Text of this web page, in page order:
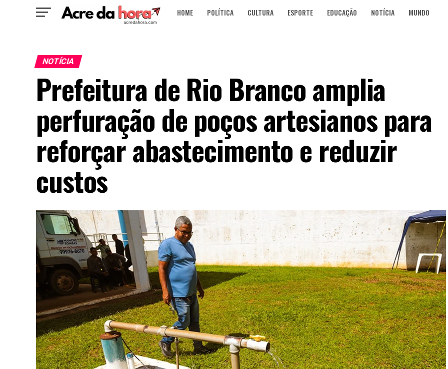
HOME POLÍTICA CULTURA ESPORTE EDUCAÇÃO NOTÍCIA MUNDO
NOTÍCIA
Prefeitura de Rio Branco amplia
perfuração de poços artesianos para
reforçar abastecimento e reduzir
custos